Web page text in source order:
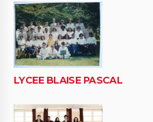
LYCEE BLAISE PASCAL